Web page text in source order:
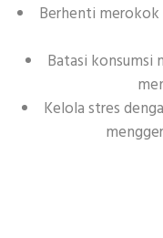
Berhenti
Batasi konsumsi
Kelola stres